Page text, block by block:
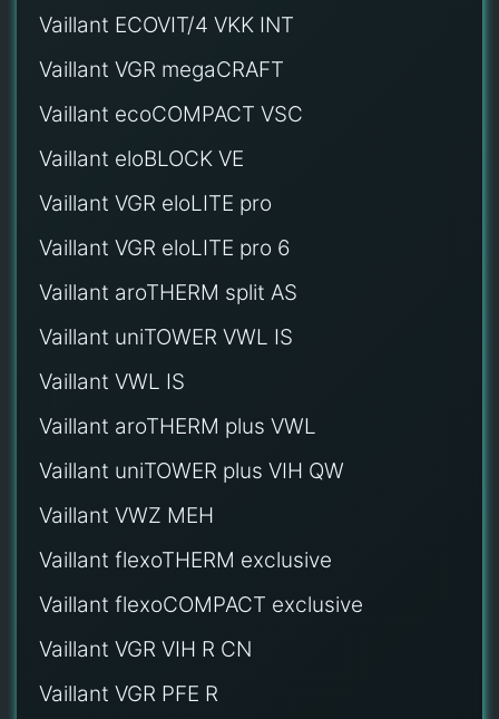
Vaillant ECOVIT/4 VKK INT
Vaillant VGR megaCRAFT
Vaillant ecoCOMPACT VSC
Vaillant eloBLOCK VE
Vaillant VGR eloLITE pro
Vaillant VGR eloLITE pro 6
Vaillant aroTHERM split AS
Vaillant uniTOWER VWL IS
Vaillant VWL IS
Vaillant aroTHERM plus VWL
Vaillant uniTOWER plus VIH QW
Vaillant VWZ MEH
Vaillant flexoTHERM exclusive
Vaillant flexoCOMPACT exclusive
Vaillant VGR VIH R CN
Vaillant VGR PFE R